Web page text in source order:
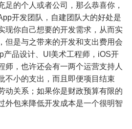
的个人或者公司，那么恭喜你，
开发团队，自建团队大的好处是
现你自己想要的开发需求，从而实
但是与之带来的开发和支出费用会
产品设计、UI美术工程师，iOS开
师，也许还会有一两个运营支持人
不小的支出，而且即便项目结束
动关系；如果你是财政预算有限的
外包来降低开发成本是一个很明智